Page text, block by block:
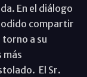
En el diálogo
compartir
torno a su
más
El Sr.